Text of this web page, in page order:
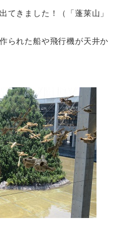
てきました！（「蓬莱山」
られた船や飛行機が天井か